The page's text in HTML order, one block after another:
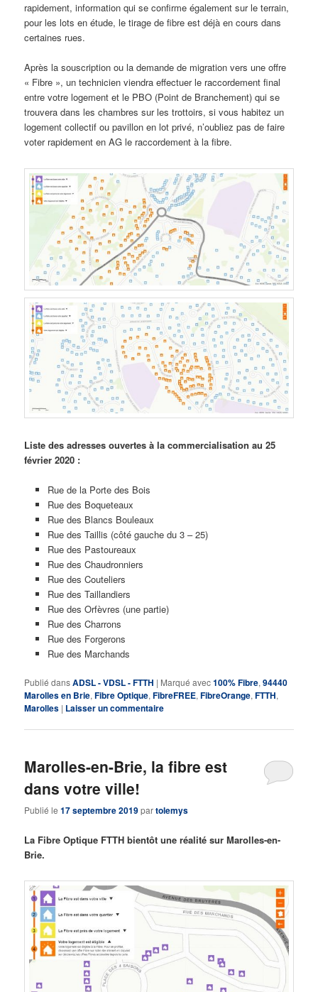
rapidement, information qui se confirme également sur le terrain,
pour les lots en étude, le tirage de fibre est déjà en cours dans
certaines rues.
Après la souscription ou la demande de migration vers une offre
« Fibre », un technicien viendra effectuer le raccordement final
entre votre logement et le PBO (Point de Branchement) qui se
trouvera dans les chambres sur les trottoirs, si vous habitez un
logement collectif ou pavillon en lot privé, n’oubliez pas de faire
voter rapidement en AG le raccordement à la fibre.
Liste des adresses ouvertes à la commercialisation au 25
février 2020 :
Rue de la Porte des Bois
Rue des Boqueteaux
Rue des Blancs Bouleaux
Rue des Taillis (côté gauche du 3 – 25)
Rue des Pastoureaux
Rue des Chaudronniers
Rue des Couteliers
Rue des Taillandiers
Rue des Orfèvres (une partie)
Rue des Charrons
Rue des Forgerons
Rue des Marchands
Publié dansADSL - VDSL - FTTH | Marqué avec100% Fibre,94440
Marolles en Brie,Fibre Optique,FibreFREE,FibreOrange,FTTH,
Marolles | Laisser un commentaire
Marolles-en-Brie, la fibre est
dans votre ville!
Publié le17 septembre 2019partolemys
La Fibre Optique FTTH bientôt une réalité sur Marolles-en-
Brie.